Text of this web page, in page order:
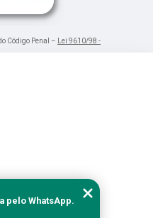
Código Penal – Lei 9610/98 -
pelo WhatsApp.